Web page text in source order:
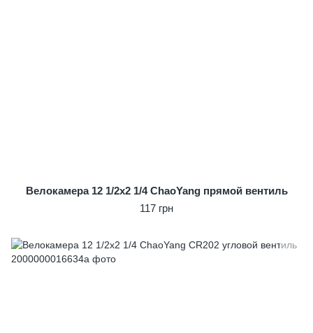
Велокамера 12 1/2x2 1/4 ChaoYang прямой вентиль
117 грн